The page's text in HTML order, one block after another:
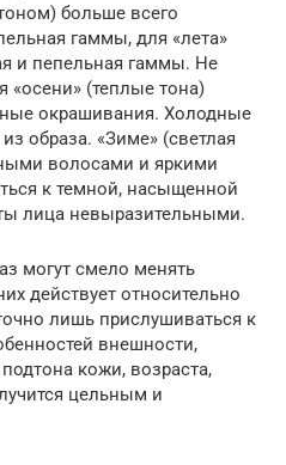
больше всего
гаммы, для «лета»
и пепельная гаммы. Не
(теплые тона)
окрашивания. Холодные
образа. «Зиме» (светлая
волосами и яркими
к темной, насыщенной
лица невыразительными.
могут смело менять
действует относительно
лишь прислушиваться к
внешности,
кожи, возраста,
цельным и